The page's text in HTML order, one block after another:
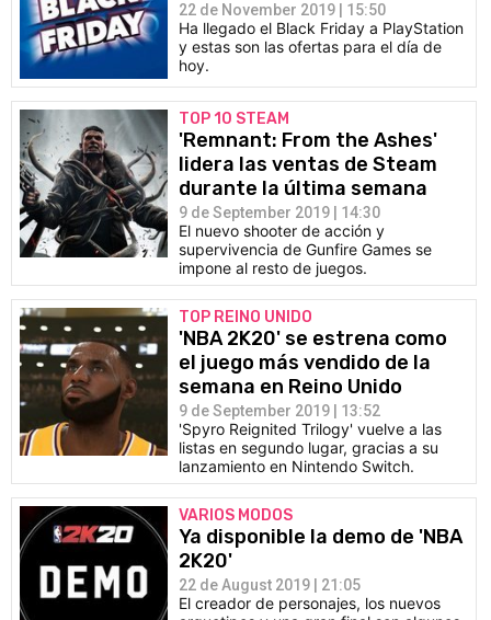
22 de November 2019 | 15:50
Ha llegado el Black Friday a PlayStation
y estas son las ofertas para el día de
hoy.
TOP 10 STEAM
'Remnant: From the Ashes'
lidera las ventas de Steam
durante la última semana
9 de September 2019 | 14:30
El nuevo shooter de acción y
supervivencia de Gunfire Games se
impone al resto de juegos.
TOP REINO UNIDO
'NBA 2K20' se estrena como
el juego más vendido de la
semana en Reino Unido
9 de September 2019 | 13:52
'Spyro Reignited Trilogy' vuelve a las
listas en segundo lugar, gracias a su
lanzamiento en Nintendo Switch.
VARIOS MODOS
Ya disponible la demo de 'NBA
2K20'
22 de August 2019 | 21:05
El creador de personajes, los nuevos